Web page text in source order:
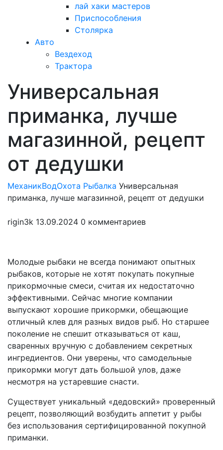
лай хаки мастеров
Приспособления
Столярка
Авто
Вездеход
Трактора
Закрыть
меню
Универсальная
приманка, лучше
магазинной, рецепт
от дедушки
МеханикВодОхота Рыбалка Универсальная
приманка, лучше магазинной, рецепт от дедушки
rigin3k 13.09.2024 0 комментариев
Молодые рыбаки не всегда понимают опытных
рыбаков, которые не хотят покупать покупные
прикормочные смеси, считая их недостаточно
эффективными. Сейчас многие компании
выпускают хорошие прикормки, обещающие
отличный клев для разных видов рыб. Но старшее
поколение не спешит отказываться от каш,
сваренных вручную с добавлением секретных
ингредиентов. Они уверены, что самодельные
прикормки могут дать большой улов, даже
несмотря на устаревшие снасти.
Существует уникальный «дедовский» проверенный
рецепт, позволяющий возбудить аппетит у рыбы
без использования сертифицированной покупной
приманки.